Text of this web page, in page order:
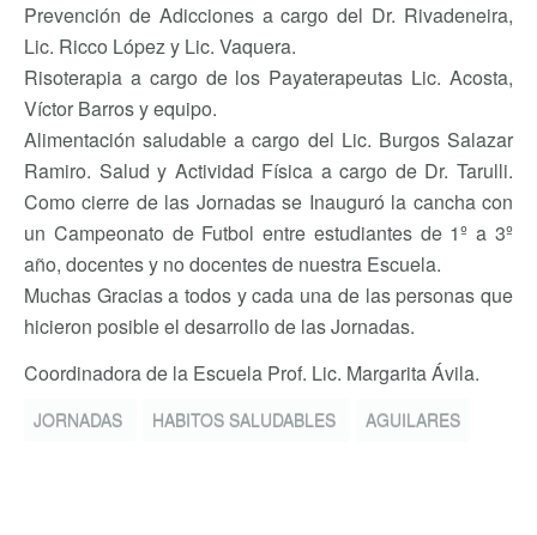
Prevención de Adicciones a cargo del Dr. Rivadeneira,
Lic. Ricco López y Lic. Vaquera.
Risoterapia a cargo de los Payaterapeutas Lic. Acosta,
Víctor Barros y equipo.
Alimentación saludable a cargo del Lic. Burgos Salazar
Ramiro. Salud y Actividad Física a cargo de Dr. Tarulli.
Como cierre de las Jornadas se Inauguró la cancha con
un Campeonato de Futbol entre estudiantes de 1º a 3º
año, docentes y no docentes de nuestra Escuela.
Muchas Gracias a todos y cada una de las personas que
hicieron posible el desarrollo de las Jornadas.
Coordinadora de la Escuela Prof. Lic. Margarita Ávila.
JORNADAS HABITOS SALUDABLES AGUILARES